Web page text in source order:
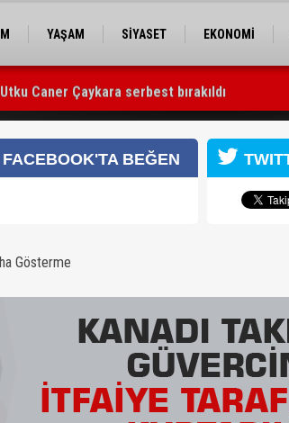
YAŞAM SİYASET EKONOMİ
Caner Çaykara serbest bırakıldı
kurtarıldı
FACEBOOK'TA BEĞEN
Gösterme